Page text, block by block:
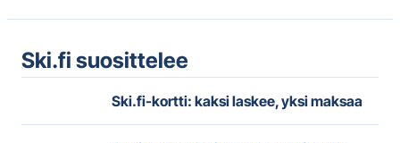
Ski.fi suosittelee
Ski.fi-kortti: kaksi laskee, yksi maksaa